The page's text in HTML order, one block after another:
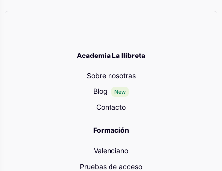
Academia La llibreta
Sobre nosotras
Blog
New
Contacto
Formación
Valenciano
Pruebas de acceso